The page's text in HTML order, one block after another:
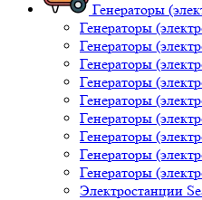
Генераторы
Генераторы
Генераторы
Генераторы
Генераторы
Генераторы
Генераторы
Генераторы
Генераторы
Генераторы
Электростанции